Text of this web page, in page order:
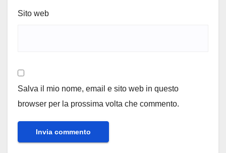
Sito web
Salva il mio nome, email e sito web in questo
browser per la prossima volta che commento.